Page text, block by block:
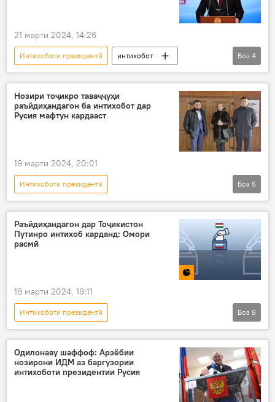
21 марти 2024, 14:26
Интихоботи президентӣ
интихобот
Владимир Путин
КМИР
Дар Русия
Боз 4
Нозири тоҷикро таваҷҷуҳи
раъйдиҳандагон ба интихобот дар
Русия мафтун кардааст
19 марти 2024, 20:01
Интихоботи президентӣ
Интихоботи президенти Русия
Дар Русия
Дар Тоҷикистон
нозир Сиёсат
Боз 5
Раъйдиҳандагон дар Тоҷикистон
Путинро интихоб карданд: Омори
расмӣ
19 марти 2024, 19:11
Интихоботи президентӣ
Интихоботи президенти Русия
Русия
Тасвирбаён
Душанбе
раъйдиҳӣ
интихобот
сафорат
Боз 8
Одилонаву шаффоф: Арзёбии
нозирони ИДМ аз баргузории
интихоботи президентии Русия